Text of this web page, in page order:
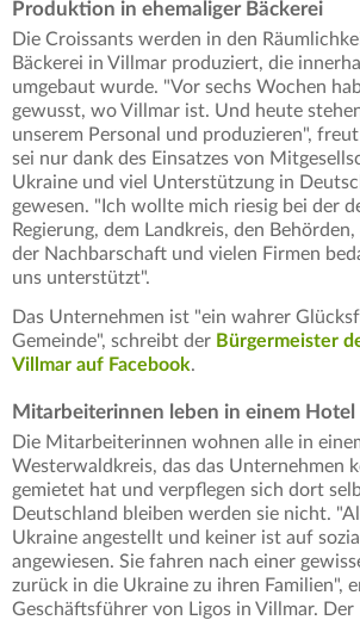
Produktion in ehemaliger Bäckerei
Die Croissants werden in den
Bäckerei in Villmar produziert, die
umgebaut wurde. "Vor sechs Wochen
gewusst, wo Villmar ist. Und heute
unserem Personal und produzieren",
sei nur dank des Einsatzes von
Ukraine und viel Unterstützung in
gewesen. "Ich wollte mich riesig bei der
Regierung, dem Landkreis, den
der Nachbarschaft und vielen Firmen
uns unterstützt".
Das Unternehmen ist "ein wahrer
Gemeinde", schreibt der Bürgermeister
Villmar auf Facebook.
Mitarbeiterinnen leben in einem Hotel
Die Mitarbeiterinnen wohnen alle in
Westerwaldkreis, das das Unternehmen
gemietet hat und verpflegen sich dort
Deutschland bleiben werden sie nicht.
Ukraine angestellt und keiner ist auf
angewiesen. Sie fahren nach einer
zurück in die Ukraine zu ihren Familien",
Geschäftsführer von Ligos in Villmar. Der